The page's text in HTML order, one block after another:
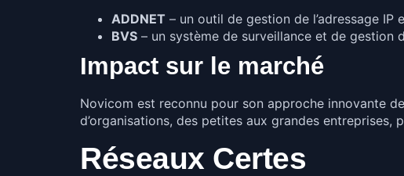
ADDNET – un outil de gestion de l’adressage IP
BVS – un système de surveillance et de gestion
Impact sur le marché
Novicom est reconnu pour son approche innovante
d’organisations, des petites aux grandes
Réseaux Certes